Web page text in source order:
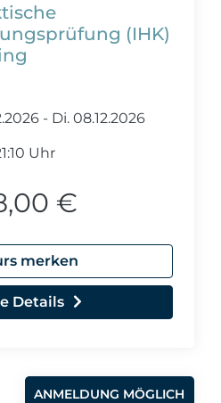
(IHK)
- Di. 08.12.2026
Uhr
€
merken
Details
ANMELDUNG MÖGLICH